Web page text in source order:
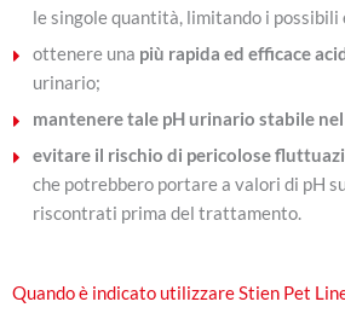
le singole quantità, limitando i
ottenere una più rapida ed efficace
urinario;
mantenere tale pH urinario stabile
evitare il rischio di pericolose
che potrebbero portare a valori di pH
riscontrati prima del trattamento.
Quando è indicato utilizzare Stien Pet